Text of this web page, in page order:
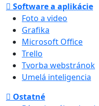
Software a aplikácie
Foto a video
Grafika
Microsoft Office
Trello
Tvorba webstránok
Umelá inteligencia
Ostatné